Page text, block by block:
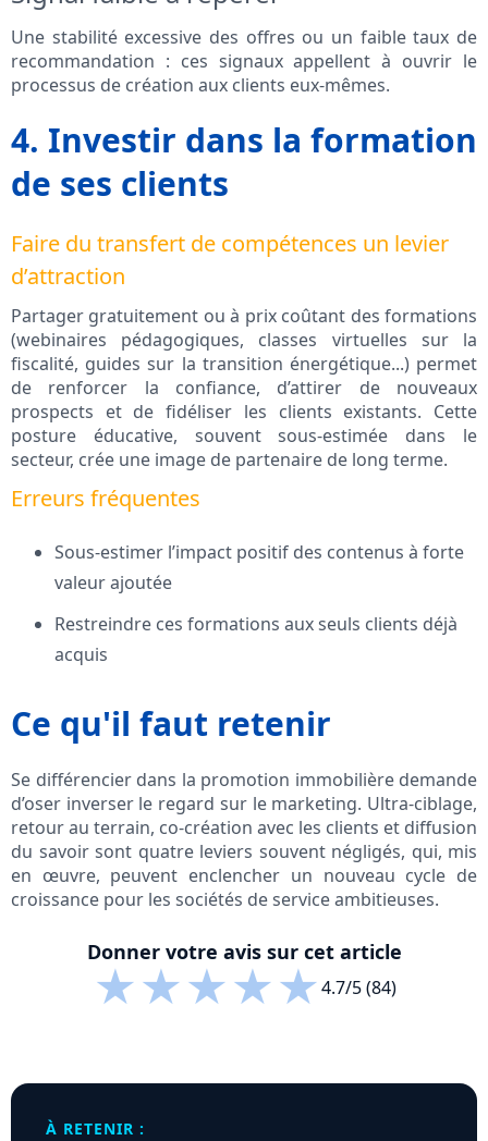
Une stabilité excessive des offres ou un faible taux de
recommandation : ces signaux appellent à ouvrir le
processus de création aux clients eux-mêmes.
4. Investir dans la formation
de ses clients
Faire du transfert de compétences un levier
d’attraction
Partager gratuitement ou à prix coûtant des formations
(webinaires pédagogiques, classes virtuelles sur la
fiscalité, guides sur la transition énergétique...) permet
de renforcer la confiance, d’attirer de nouveaux
prospects et de fidéliser les clients existants. Cette
posture éducative, souvent sous-estimée dans le
secteur, crée une image de partenaire de long terme.
Erreurs fréquentes
Sous-estimer l’impact positif des contenus à forte
valeur ajoutée
Restreindre ces formations aux seuls clients déjà
acquis
Ce qu'il faut retenir
Se différencier dans la promotion immobilière demande
d’oser inverser le regard sur le marketing. Ultra-ciblage,
retour au terrain, co-création avec les clients et diffusion
du savoir sont quatre leviers souvent négligés, qui, mis
en œuvre, peuvent enclencher un nouveau cycle de
croissance pour les sociétés de service ambitieuses.
Donner votre avis sur cet article
★★★★★4.7/5 (84)
À RETENIR :